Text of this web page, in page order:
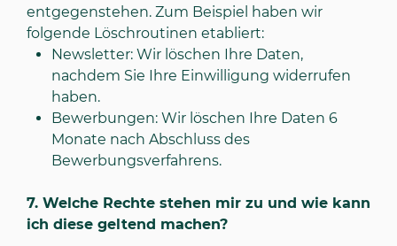
entgegenstehen. Zum Beispiel haben wir
folgende Löschroutinen etabliert:
Newsletter: Wir löschen Ihre Daten,
nachdem Sie Ihre Einwilligung widerrufen
haben.
Bewerbungen: Wir löschen Ihre Daten 6
Monate nach Abschluss des
Bewerbungsverfahrens.
7. Welche Rechte stehen mir zu und wie kann
ich diese geltend machen?